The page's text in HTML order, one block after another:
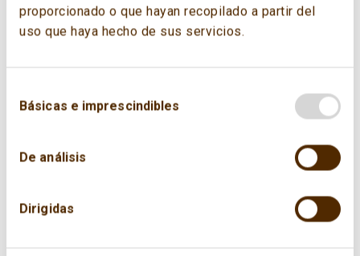
proporcionado o que hayan recopilado a partir del
uso que haya hecho de sus servicios.
Básicas e imprescindibles
De análisis
Dirigidas
información sobre cuáles son las principales
actitudes, tendencias, e implicaciones de la
Se lleva a cabo recurrentemente desde
World Energy Pulse 2023 | World Energy
World Energy Pulse April 2022 | World